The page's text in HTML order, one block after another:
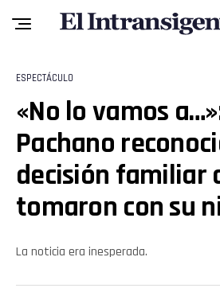
ESPECTÁCULO
«No lo vamos
Pachano
decisión familiar
tomaron con su
La noticia era inesperada.
Email